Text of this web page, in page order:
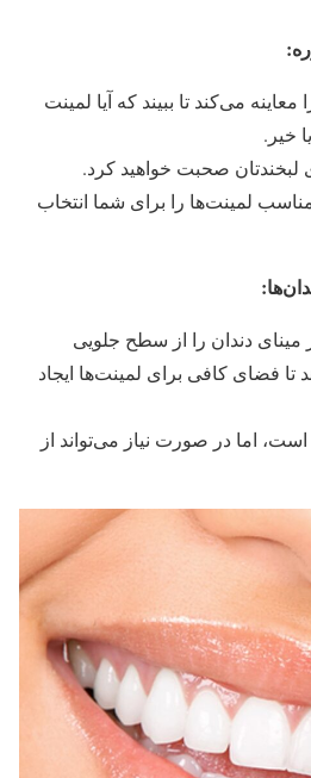
معاینه می‌کند تا ببیند که آیا لمینت
خیر.
لبخندتان صحبت خواهید کرد.
لمینت‌ها را برای شما انتخاب
مینای دندان را از سطح جلویی
تا فضای کافی برای لمینت‌ها ایجاد
اما در صورت نیاز می‌تواند از